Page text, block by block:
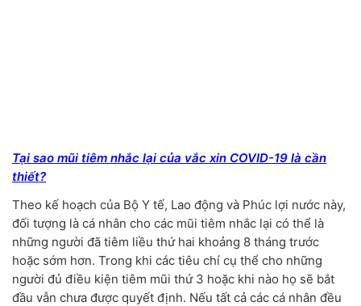
Tại sao mũi tiêm nhắc lại của vắc xin COVID-19 là cần
thiết?
Theo kế hoạch của Bộ Y tế, Lao động và Phúc lợi nước này,
đối tượng là cá nhân cho các mũi tiêm nhắc lại có thể là
những người đã tiêm liều thứ hai khoảng 8 tháng trước
hoặc sớm hơn. Trong khi các tiêu chí cụ thể cho những
người đủ điều kiện tiêm mũi thứ 3 hoặc khi nào họ sẽ bắt
đầu vẫn chưa được quyết định. Nếu tất cả các cá nhân đều